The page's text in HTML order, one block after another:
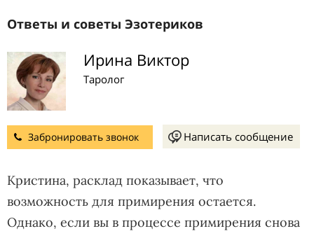
Ответы и советы Эзотериков
Ирина Виктор
Таролог
Забронировать звонок Написать сообщение
Кристина, расклад показывает, что
возможность для примирения остается.
Однако, если вы в процессе примирения снова